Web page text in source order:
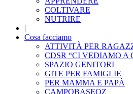
COLTIVARE
NUTRIRE
|
Cosa facciamo
ATTIVITÀ PER
CDSR “CI VEDIAMO A
SPAZIO GENITORI
GITE PER FAMIGLIE
PER MAMMA E PAPÀ
CAMPOBASEOZ